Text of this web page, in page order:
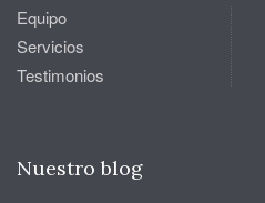
Equipo
Servicios
Testimonios
Nuestro blog